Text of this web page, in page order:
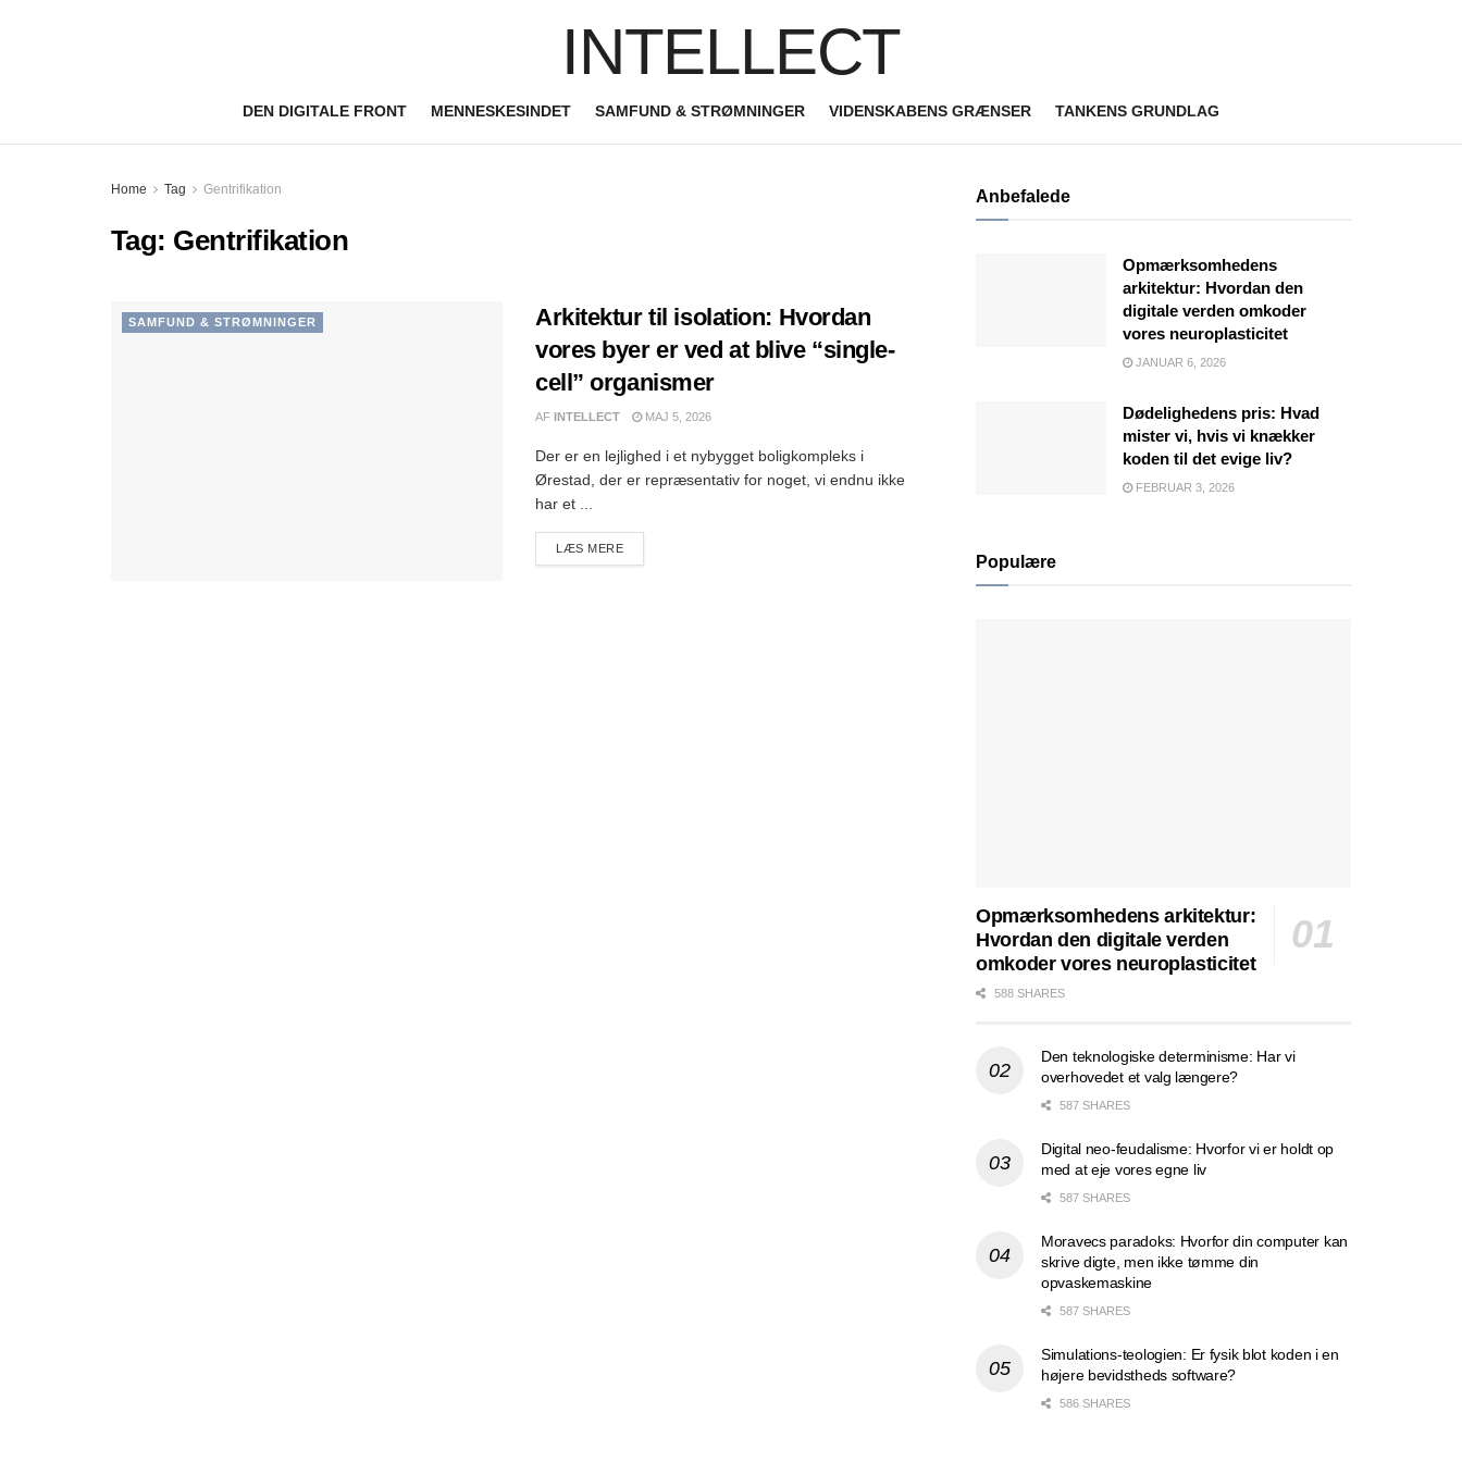
INTELLECT
DEN DIGITALE FRONT MENNESKESINDET SAMFUND & STRØMNINGER VIDENSKABENS GRÆNSER TANKENS GRUNDLAG
Home Tag Gentrifikation
Tag: Gentrifikation
SAMFUND & STRØMNINGER
Arkitektur til isolation: Hvordan
vores byer er ved at blive “single-
cell” organismer
AF INTELLECT MAJ 5, 2026
Der er en lejlighed i et nybygget boligkompleks i
Ørestad, der er repræsentativ for noget, vi endnu ikke
har et ...
LÆS MEREDETAILS
Anbefalede
Opmærksomhedens
arkitektur: Hvordan den
digitale verden omkoder
vores neuroplasticitet
JANUAR 6, 2026
Dødelighedens pris: Hvad
mister vi, hvis vi knækker
koden til det evige liv?
FEBRUAR 3, 2026
Populære
Opmærksomhedens arkitektur:
Hvordan den digitale verden
omkoder vores neuroplasticitet
588 SHARES
Den teknologiske determinisme: Har vi
overhovedet et valg længere?
587 SHARES
Digital neo-feudalisme: Hvorfor vi er holdt op
med at eje vores egne liv
587 SHARES
Moravecs paradoks: Hvorfor din computer kan
skrive digte, men ikke tømme din
opvaskemaskine
587 SHARES
Simulations-teologien: Er fysik blot koden i en
højere bevidstheds software?
586 SHARES